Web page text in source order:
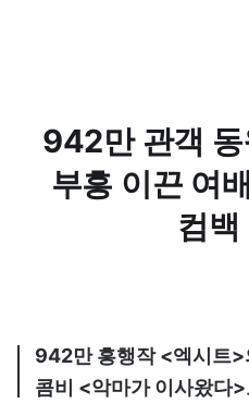
942만 관객
부흥 이끈 여
컴백
942만 흥행작 <엑시트
콤비 <악마가 이사왔다